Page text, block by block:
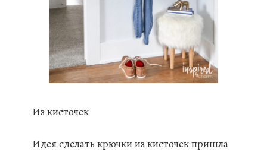
Из кисточек
Идея сделать крючки из кисточек пришла